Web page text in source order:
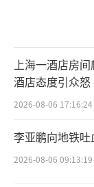
上海一酒店房
酒店态度引众怒
2026-08-06 17:16:24
李亚鹏向地铁吐
2026-08-06 09:13:19